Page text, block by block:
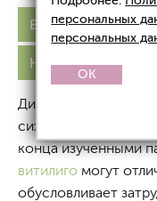
Витилиго
На лице
Дисхромии кожи с
сих пор вызывают
конца изученными
витилиго могут
обусловливает
персональных
персональных
OK